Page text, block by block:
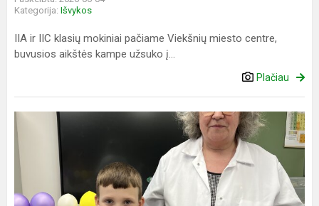
Kategorija: Išvykos
IIA ir IIC klasių mokiniai pačiame Viekšnių miesto centre,
buvusios aikštės kampe užsuko į...
Plačiau
Mažieji
tyrinėtojai